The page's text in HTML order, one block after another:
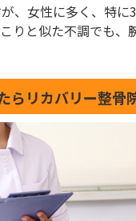
、女性に多く、特
りと似た不調でも
らリカバリー整骨